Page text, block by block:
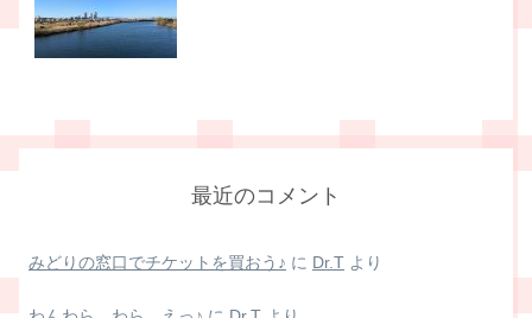
最近のコメント
みどりの窓口でチケットを買おう♪ に Dr.T より